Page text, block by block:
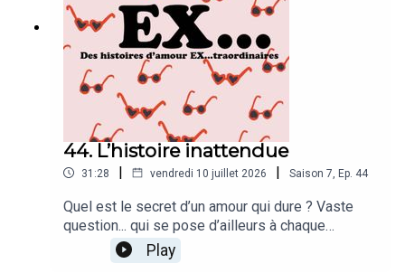
44. L’histoire inattendue
31:28 | vendredi 10 juillet 2026 | Saison 7 Ep. 44
Quel est le secret d’un amour qui dure ? Vaste
question... qui se pose d’ailleurs à chaque
épisode.Noémie et son compagnon ont vécu un
véritable tremblement de terre amoureux
Play